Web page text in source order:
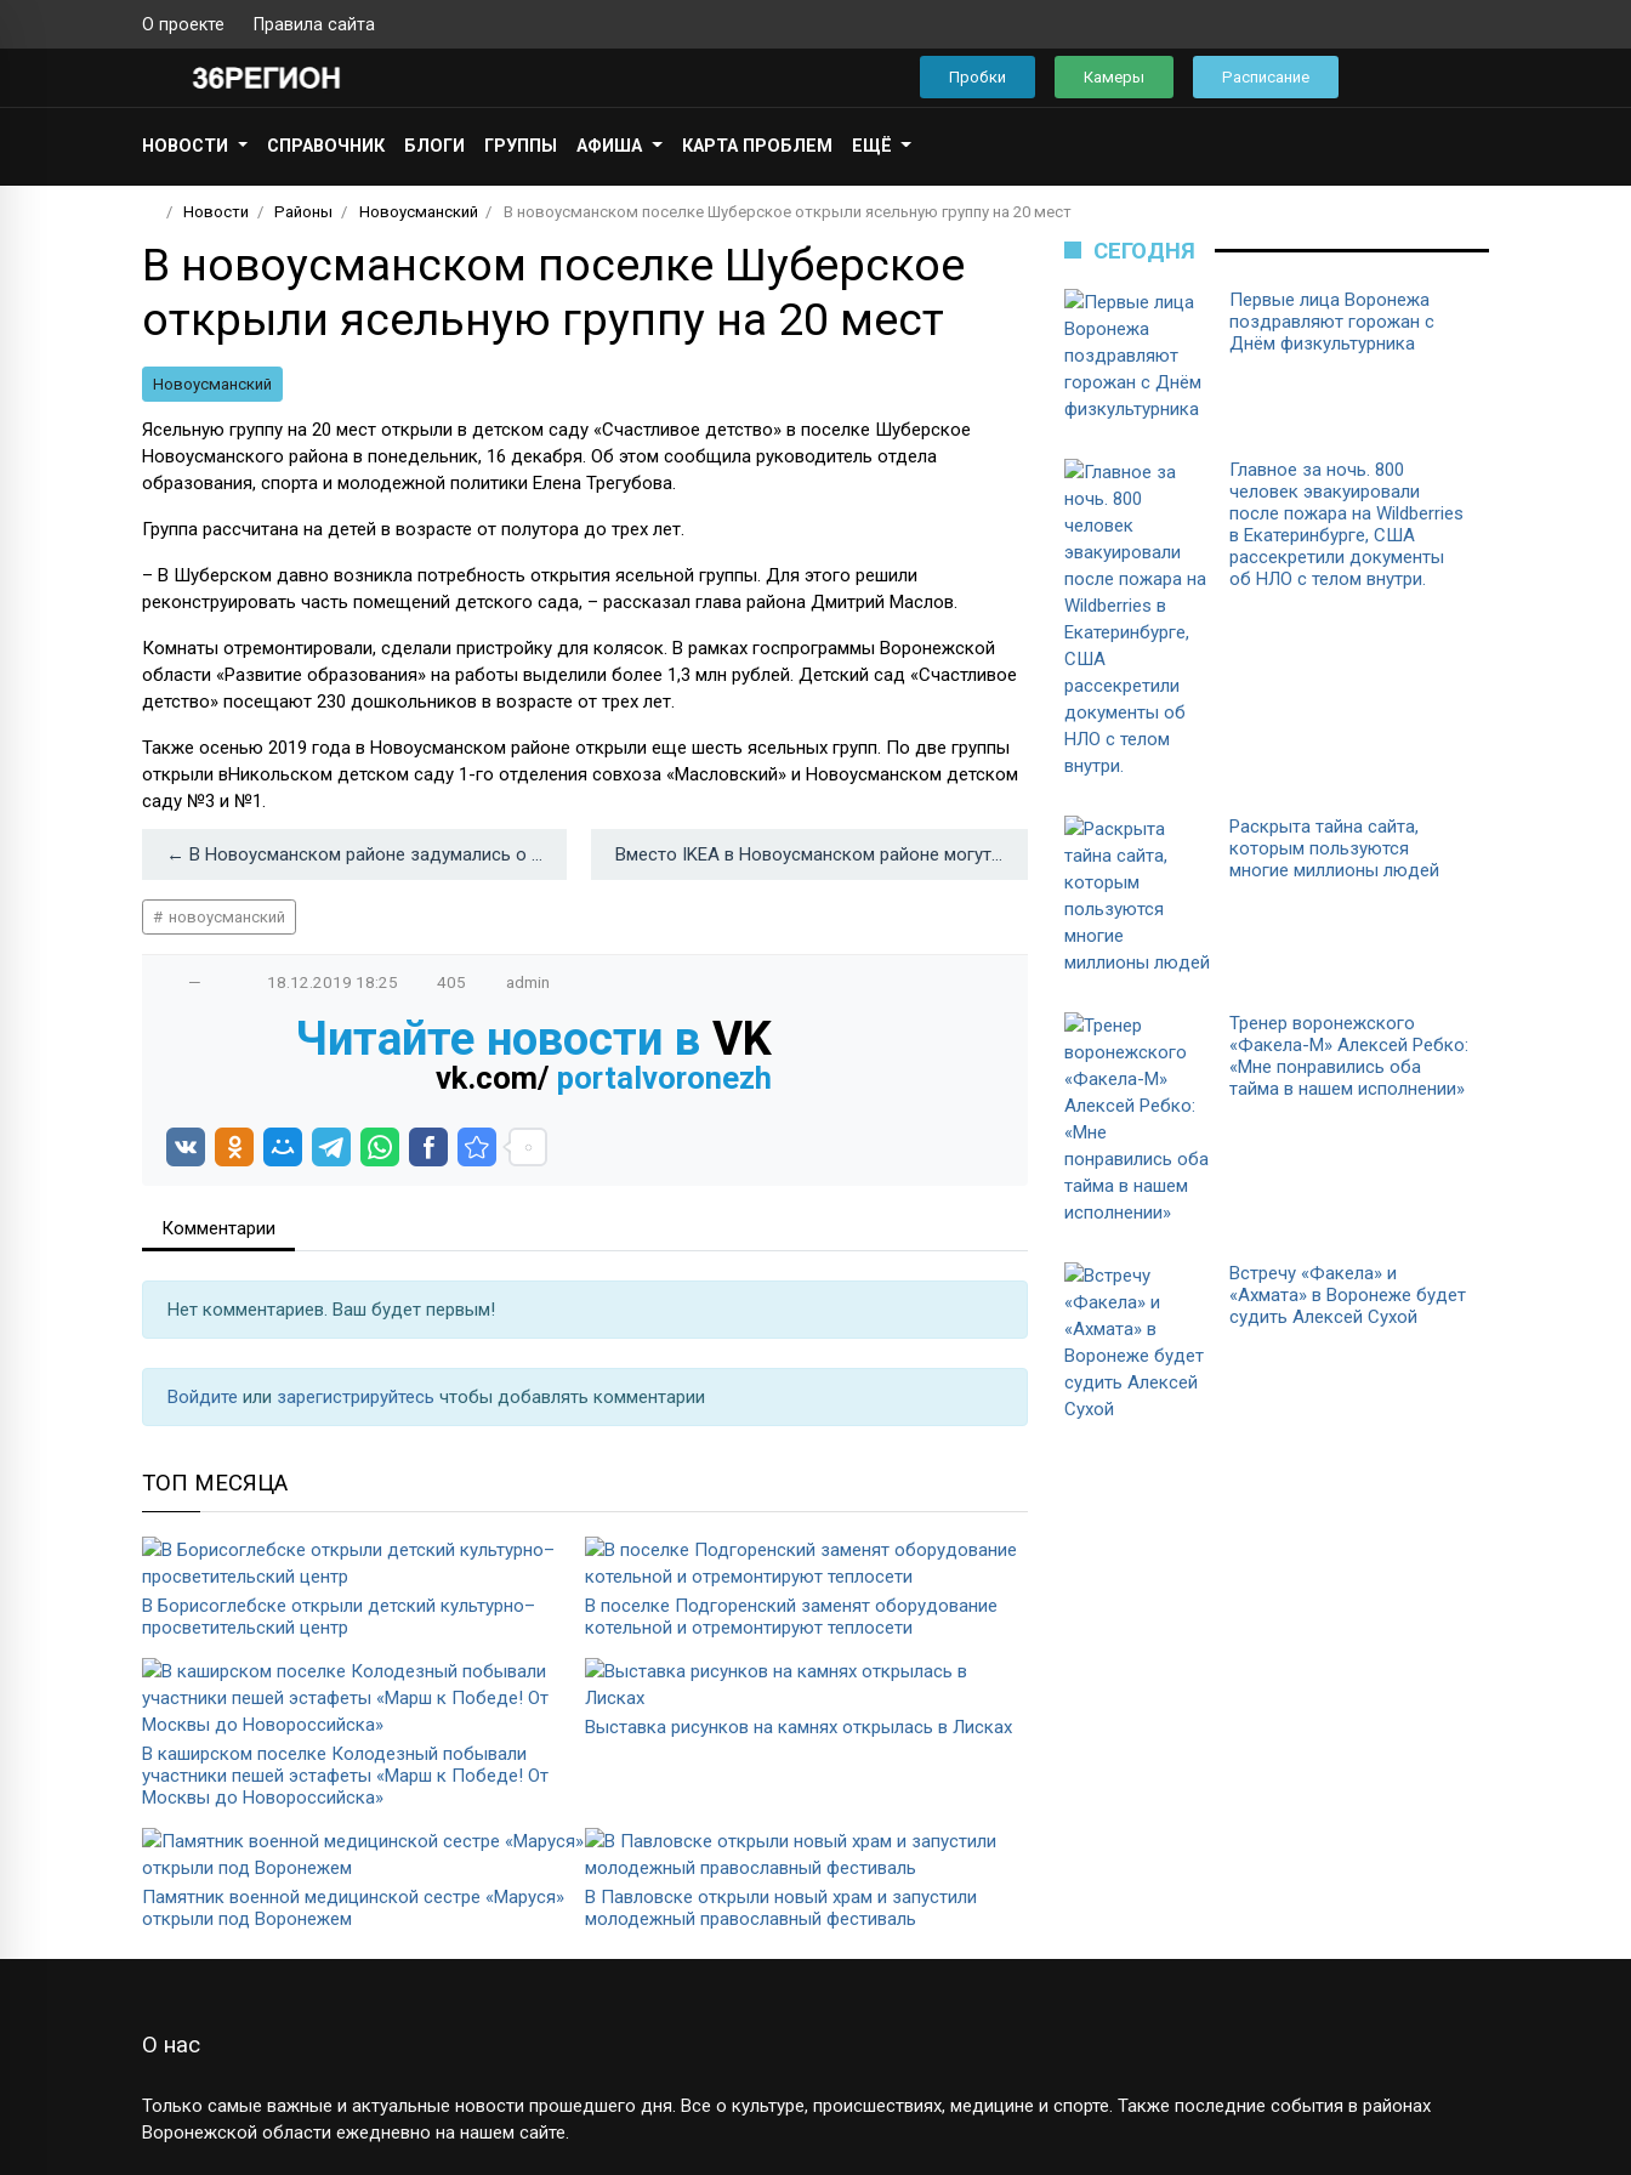
О проекте Правила сайта
Пробки Камеры Расписание
НОВОСТИ СПРАВОЧНИК БЛОГИ ГРУППЫ АФИША КАРТА ПРОБЛЕМ ЕЩЁ
Новости Районы Новоусманский В новоусманском поселке Шуберское открыли ясельную группу на 20 мест
В новоусманском поселке Шуберское
открыли ясельную группу на 20 мест
Новоусманский
Ясельную группу на 20 мест открыли в детском саду «Счастливое детство» в поселке Шуберское
Новоусманского района в понедельник, 16 декабря. Об этом сообщила руководитель отдела
образования, спорта и молодежной политики Елена Трегубова.
Группа рассчитана на детей в возрасте от полутора до трех лет.
– В Шуберском давно возникла потребность открытия ясельной группы. Для этого решили
реконструировать часть помещений детского сада, – рассказал глава района Дмитрий Маслов.
Комнаты отремонтировали, сделали пристройку для колясок. В рамках госпрограммы Воронежской
области «Развитие образования» на работы выделили более 1,3 млн рублей. Детский сад «Счастливое
детство» посещают 230 дошкольников в возрасте от трех лет.
Также осенью 2019 года в Новоусманском районе открыли еще шесть ясельных групп. По две группы
открыли вНикольском детском саду 1-го отделения совхоза «Масловский» и Новоусманском детском
саду №3 и №1.
← В Новоусманском районе задумались о запрете продажи снюса Вместо IKEA в Новоусманском районе могут построить ТРЦ и логистический центр →
новоусманский
— 18.12.2019 18:25 405 admin
Читайте новости в VK
vk.com/ portalvoronezh
Комментарии
Нет комментариев. Ваш будет первым!
Войдите или зарегистрируйтесь чтобы добавлять комментарии
ТОП МЕСЯЦА
В Борисоглебске открыли детский культурно–
просветительский центр
В поселке Подгоренский заменят оборудование
котельной и отремонтируют теплосети
В каширском поселке Колодезный побывали
участники пешей эстафеты «Марш к Победе! От
Москвы до Новороссийска»
Выставка рисунков на камнях открылась в Лисках
Памятник военной медицинской сестре «Маруся»
открыли под Воронежем
В Павловске открыли новый храм и запустили
молодежный православный фестиваль
СЕГОДНЯ
Первые лица Воронежа
поздравляют горожан с
Днём физкультурника
Главное за ночь. 800
человек эвакуировали
после пожара на Wildberries
в Екатеринбурге, США
рассекретили документы
об НЛО с телом внутри.
Раскрыта тайна сайта,
которым пользуются
многие миллионы людей
Тренер воронежского
«Факела-М» Алексей Ребко:
«Мне понравились оба
тайма в нашем исполнении»
Встречу «Факела» и
«Ахмата» в Воронеже будет
судить Алексей Сухой
О нас
Только самые важные и актуальные новости прошедшего дня. Все о культуре, происшествиях, медицине и спорте. Также последние события в районах
Воронежской области ежедневно на нашем сайте.